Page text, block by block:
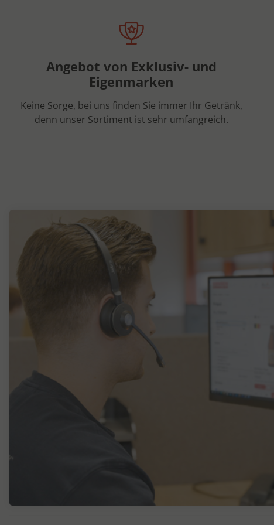
Angebot von Exklusiv- und
Eigenmarken
Keine Sorge, bei uns finden Sie immer Ihr Getränk,
denn unser Sortiment ist sehr umfangreich.